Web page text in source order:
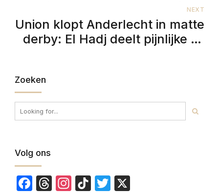
NEXT
Union klopt Anderlecht in matte
derby: El Hadj deelt pijnlijke tik
Zoeken
Volg ons
Facebook
Threads
Instagram
TikTokTwitter